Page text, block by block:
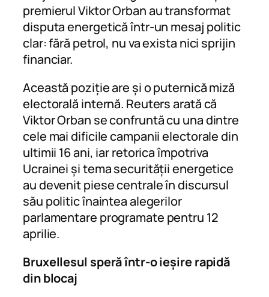
premierul Viktor Orban au transformat
disputa energetică într-un mesaj politic
clar: fără petrol, nu va exista nici sprijin
financiar.
Această poziție are și o puternică miză
electorală internă. Reuters arată că
Viktor Orban se confruntă cu una dintre
cele mai dificile campanii electorale din
ultimii 16 ani, iar retorica împotriva
Ucrainei și tema securității energetice
au devenit piese centrale în discursul
său politic înaintea alegerilor
parlamentare programate pentru 12
aprilie.
Bruxellesul speră într-o ieșire rapidă
din blocaj